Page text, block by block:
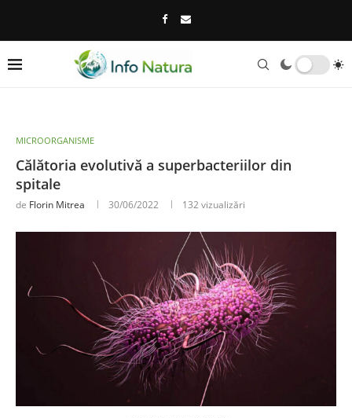
MICROORGANISME
Călătoria evolutivă a superbacteriilor din
spitale
de Florin Mitrea 30/06/2022 132 vizualizări